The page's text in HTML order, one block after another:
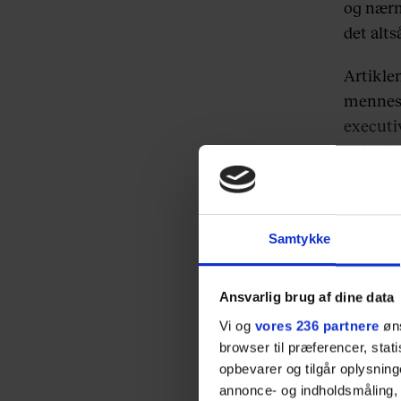
Samtykke
Ansvarlig brug af dine data
Vi og vores 236 partnere
browser til præferencer,
opbevarer og tilgår
annonce- og
og
det
helt